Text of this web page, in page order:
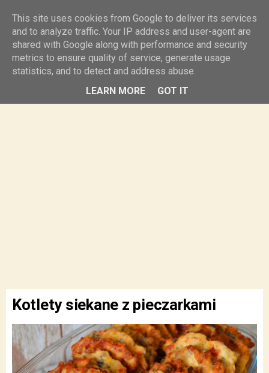
knurr.pl
MENU
Kotlety siekane z pieczarkami
This site uses cookies from Google to deliver its services
and to analyze traffic. Your IP address and user-agent are
shared with Google along with performance and security
metrics to ensure quality of service, generate usage
statistics, and to detect and address abuse.
LEARN MORE
GOT IT